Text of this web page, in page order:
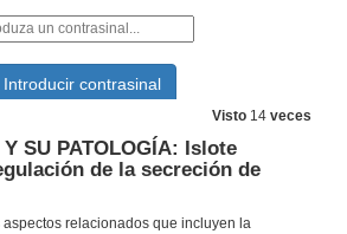
Visto 14 veces
Y SU PATOLOGÍA: Islote
de la secreción de
aspectos relacionados que incluyen la
13 de nov. de 2024
14 de nov. de 2024